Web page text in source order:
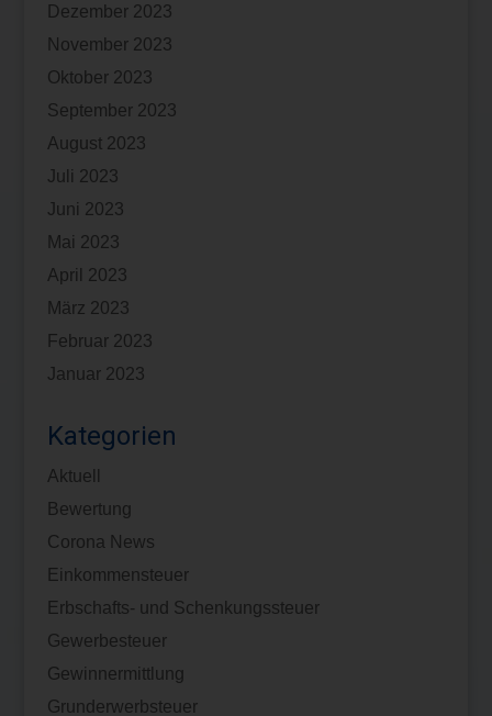
Dezember 2023
November 2023
Oktober 2023
September 2023
August 2023
Juli 2023
Juni 2023
Mai 2023
April 2023
März 2023
Februar 2023
Januar 2023
Kategorien
Aktuell
Bewertung
Corona News
Einkommensteuer
Erbschafts- und Schenkungssteuer
Gewerbesteuer
Gewinnermittlung
Grunderwerbsteuer